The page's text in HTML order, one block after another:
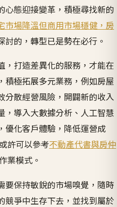
心態迎接變革，積極尋找新的
市場降溫但商用市場穩健，房
討的，轉型已是勢在必行。
，打造差異化的服務，才能在
積極拓展多元業務，例如房屋
分散經營風險，開闢新的收入
，導入大數據分析、人工智慧
優化客戶體驗，降低運營成
許可以參考不動產代書與房仲
業模式。
要保持敏銳的市場嗅覺，隨時
競爭中生存下去，並找到屬於